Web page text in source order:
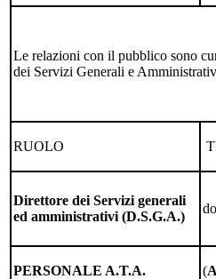
Le relazioni con il pubblico sono
dei Servizi Generali e
RUOLO
Direttore dei Servizi generali
ed amministrativi (D.S.G.A.)
PERSONALE A.T.A. (